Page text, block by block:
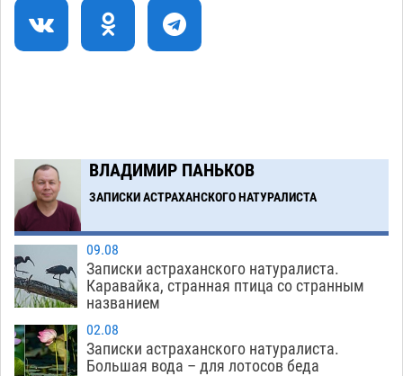
Никольской
18:00
Завтра астраханцы проведут день в режиме
ВЛАДИМИР ПАНЬКОВ
ЗАПИСКИ АСТРАХАНСКОГО НАТУРАЛИСТА
09.08
Записки астраханского натуралиста.
Каравайка, странная птица со странным
названием
02.08
Записки астраханского натуралиста.
Большая вода – для лотосов беда